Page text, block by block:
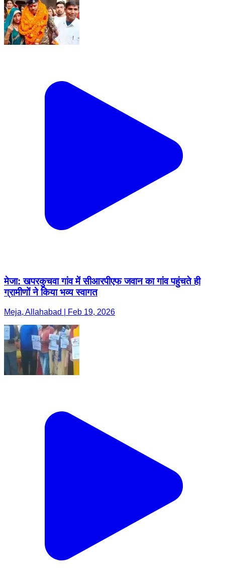
मेजा: खपरकुचवा गांव में सीआरपीएफ जवान का गांव पहुंचते ही
ग्रामीणों ने किया भव्य स्वागत
Meja, Allahabad | Feb 19, 2026